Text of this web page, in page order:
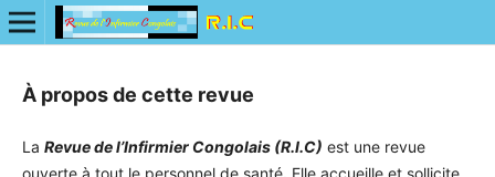
À propos de cette revue
La Revue de l’Infirmier Congolais (R.I.C) est une revue
ouverte à tout le personnel de santé. Elle accueille et sollicite